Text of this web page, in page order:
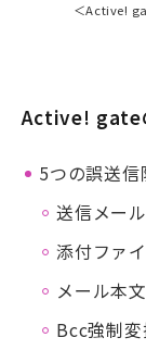
＜Active!
Active! gate
5つの誤送
送信メー
添付ファ
メール本
Bcc強制変